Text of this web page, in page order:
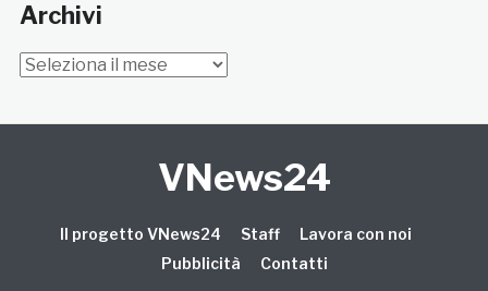
Archivi
Archivi
VNews24
Il progetto VNews24 Staff
Lavora con noi
Pubblicità
Contatti